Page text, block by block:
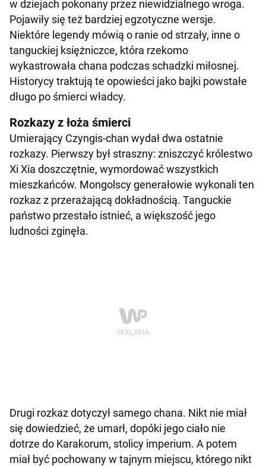
w dziejach pokonany przez niewidzialnego wroga.
Pojawiły się też bardziej egzotyczne wersje.
Niektóre legendy mówią o ranie od strzały, inne o
tanguckiej księżniczce, która rzekomo
wykastrowała chana podczas schadzki miłosnej.
Historycy traktują te opowieści jako bajki powstałe
długo po śmierci władcy.
Rozkazy z łoża śmierci
Umierający Czyngis-chan wydał dwa ostatnie
rozkazy. Pierwszy był straszny: zniszczyć królestwo
Xi Xia doszczętnie, wymordować wszystkich
mieszkańców. Mongolscy generałowie wykonali ten
rozkaz z przerażającą dokładnością. Tanguckie
państwo przestało istnieć, a większość jego
ludności zginęła.
Drugi rozkaz dotyczył samego chana. Nikt nie miał
się dowiedzieć, że umarł, dopóki jego ciało nie
dotrze do Karakorum, stolicy imperium. A potem
miał być pochowany w tajnym miejscu, którego nikt